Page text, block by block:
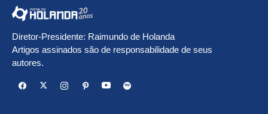
Diretor-Presidente: Raimundo de Holanda
Artigos assinados são de responsabilidade de seus
autores.